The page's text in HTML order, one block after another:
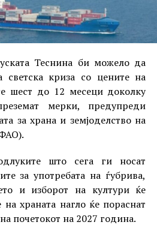
Теснина би можело да
светска криза со цените на
шест до 12 месеци доколку
мерки, предупреди
за храна и земјоделство на
што сега ги носат
за употребата на ѓубрива,
и изборот на култури ќе
храната нагло ќе пораснат
почетокот на 2027 година.